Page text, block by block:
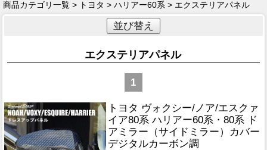
商品カテゴリ一覧 > トヨタ > ハリアー60系 > エクステリアパネル
並び替え
エクステリアパネル
1
トヨタ ヴォクシー/ノア/エスクァ
イア80系 ハリアー60系・80系 ド
アミラー（サイドミラー）カバー
デジタルカーボン調